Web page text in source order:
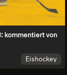
kommentiert von
Eishockey